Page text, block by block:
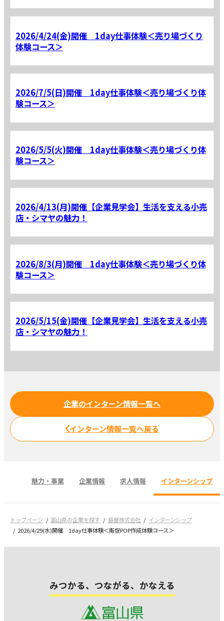
2026/4/24(金)開催 1day仕事体験＜売り場づくり
体験コース＞
2026/7/5(日)開催 1day仕事体験＜売り場づくり体
験コース＞
2026/5/5(火)開催 1day仕事体験＜売り場づくり体
験コース＞
2026/4/13(月)開催【企業見学会】生活を支える小売
店・シマヤの魅力！
2026/8/3(月)開催 1day仕事体験＜売り場づくり体
験コース＞
2026/5/15(金)開催【企業見学会】生活を支える小売
店・シマヤの魅力！
企業のインターン情報一覧へ
インターン情報一覧へ戻る
魅力・事業 企業情報 求人情報 インターンシップ
トップページ 富山県の企業を探す 島屋株式会社
インターンシップ
2026/4/29(水)開催 1day仕事体験＜販促POP作成体験コース＞
みつかる、つながる、かなえる